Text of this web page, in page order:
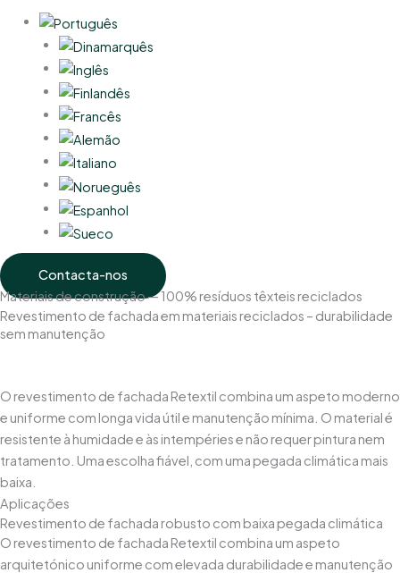
Contacta-nos
Materiais de construção — 100% resíduos têxteis reciclados
Revestimento de fachada em materiais reciclados – durabilidade
sem manutenção
O revestimento de fachada Retextil combina um aspeto moderno
e uniforme com longa vida útil e manutenção mínima. O material é
resistente à humidade e às intempéries e não requer pintura nem
tratamento. Uma escolha fiável, com uma pegada climática mais
baixa.
Aplicações
Revestimento de fachada robusto com baixa pegada climática
O revestimento de fachada Retextil combina um aspeto
arquitetónico uniforme com elevada durabilidade e manutenção